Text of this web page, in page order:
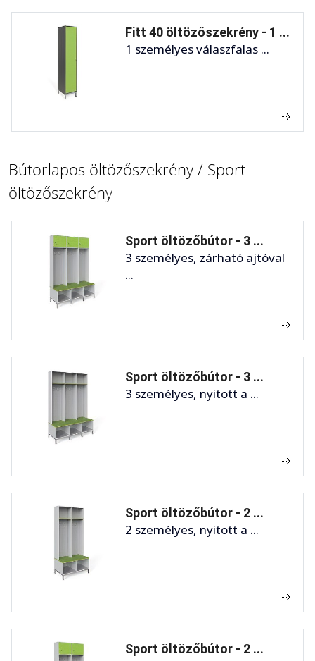
Fitt 40 öltözőszekrény - 1 ...
1 személyes válaszfalas ...
Bútorlapos öltözőszekrény / Sport
öltözőszekrény
Sport öltözőbútor - 3 ...
3 személyes, zárható ajtóval
...
Sport öltözőbútor - 3 ...
3 személyes, nyitott a ...
Sport öltözőbútor - 2 ...
2 személyes, nyitott a ...
Sport öltözőbútor - 2 ...